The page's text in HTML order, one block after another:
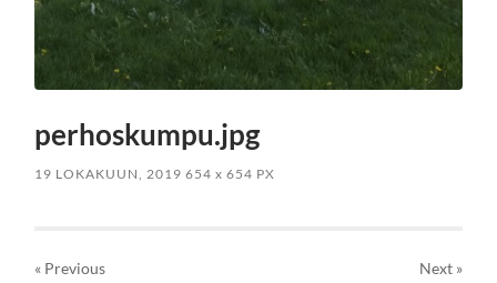
perhoskumpu.jpg
19 LOKAKUUN, 2019 654x 654 PX
« Previous Next»